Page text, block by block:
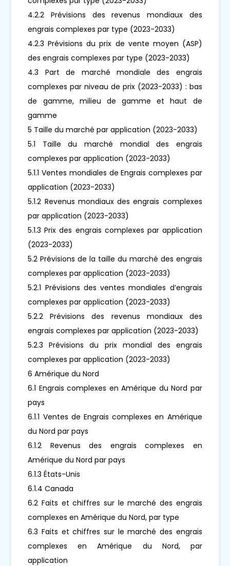
4.2.2 Prévisions des revenus mondiaux des
engrais complexes par type (2023-2033)
4.2.3 Prévisions du prix de vente moyen (ASP)
des engrais complexes par type (2023-2033)
4.3 Part de marché mondiale des engrais
complexes par niveau de prix (2023-2033) : bas
de gamme, milieu de gamme et haut de
gamme
5 Taille du marché par application (2023-2033)
5.1 Taille du marché mondial des engrais
complexes par application (2023-2033)
5.1.1 Ventes mondiales de Engrais complexes par
application (2023-2033)
5.1.2 Revenus mondiaux des engrais complexes
par application (2023-2033)
5.1.3 Prix des engrais complexes par application
(2023-2033)
5.2 Prévisions de la taille du marché des engrais
complexes par application (2023-2033)
5.2.1 Prévisions des ventes mondiales d’engrais
complexes par application (2023-2033)
5.2.2 Prévisions des revenus mondiaux des
engrais complexes par application (2023-2033)
5.2.3 Prévisions du prix mondial des engrais
complexes par application (2023-2033)
6 Amérique du Nord
6.1 Engrais complexes en Amérique du Nord par
pays
6.1.1 Ventes de Engrais complexes en Amérique
du Nord par pays
6.1.2 Revenus des engrais complexes en
Amérique du Nord par pays
6.1.3 États-Unis
6.1.4 Canada
6.2 Faits et chiffres sur le marché des engrais
complexes en Amérique du Nord, par type
6.3 Faits et chiffres sur le marché des engrais
complexes en Amérique du Nord, par
application